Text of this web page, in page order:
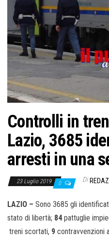
Controlli in
Lazio, 3685
arresti in una
23 Luglio 2019 0 Di
LAZIO – Sono 3685 gli
stato di libertà; 84pattuglie
treni scortati, 9 contravvenzioni